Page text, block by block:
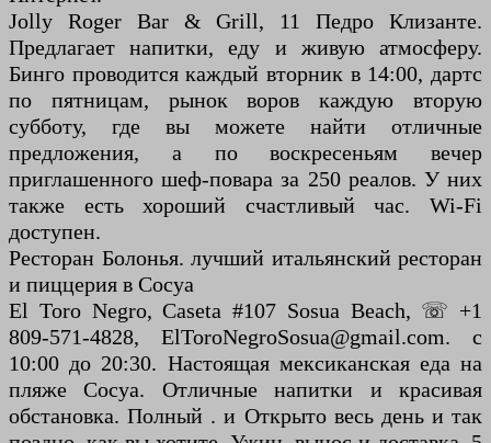
Jolly Roger Bar & Grill, 11 Педро Клизанте.
Предлагает напитки, еду и живую атмосферу.
Бинго проводится каждый вторник в 14:00, дартс
по пятницам, рынок воров каждую вторую
субботу, где вы можете найти отличные
предложения, а по воскресеньям вечер
приглашенного шеф-повара за 250 реалов. У них
также есть хороший счастливый час. Wi-Fi
доступен.
Ресторан Болонья. лучший итальянский ресторан
и пиццерия в Сосуа
El Toro Negro, Caseta #107 Sosua Beach, ☏ +1
809-571-4828, ElToroNegroSosua@gmail.com. с
10:00 до 20:30. Настоящая мексиканская еда на
пляже Сосуа. Отличные напитки и красивая
обстановка. Полный . и Открыто весь день и так